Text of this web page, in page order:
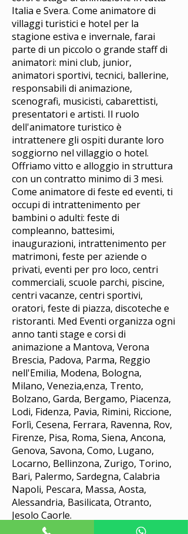
Italia e Svera. Come animatore di
villaggi turistici e hotel per la
stagione estiva e invernale, farai
parte di un piccolo o grande staff di
animatori: mini club, junior,
animatori sportivi, tecnici, ballerine,
responsabili di animazione,
scenografi, musicisti, cabarettisti,
presentatori e artisti. Il ruolo
dell'animatore turistico è
intrattenere gli ospiti durante loro
soggiorno nel villaggio o hotel.
Offriamo vitto e alloggio in struttura
con un contratto minimo di 3 mesi.
Come animatore di feste ed eventi, ti
occupi di intrattenimento per
bambini o adulti: feste di
compleanno, battesimi,
inaugurazioni, intrattenimento per
matrimoni, feste per aziende o
privati, eventi per pro loco, centri
commerciali, scuole parchi, piscine,
centri vacanze, centri sportivi,
oratori, feste di piazza, discoteche e
ristoranti. Med Eventi organizza ogni
anno tanti stage e corsi di
animazione a Mantova, Verona
Brescia, Padova, Parma, Reggio
nell'Emilia, Modena, Bologna,
Milano, Venezia,enza, Trento,
Bolzano, Garda, Bergamo, Piacenza,
Lodi, Fidenza, Pavia, Rimini, Riccione,
Forlì, Cesena, Ferrara, Ravenna, Rov,
Firenze, Pisa, Roma, Siena, Ancona,
Genova, Savona, Como, Lugano,
Locarno, Bellinzona, Zurigo, Torino,
Bari, Palermo, Sardegna, Calabria
Napoli, Pescara, Massa, Aosta,
Alessandria, Basilicata, Otranto,
Jesolo Caorle.